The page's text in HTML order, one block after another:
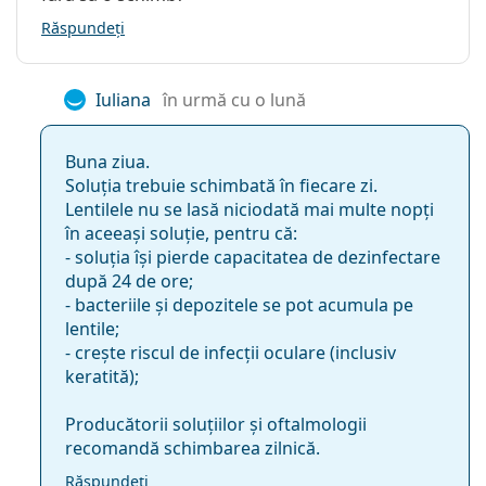
împachetate:
Altele
Categorie:
Soluții
Solutii cu multiple utilizări pentru
lentile de contact
Răspundeți
Iuliana în urmă cu o lună
Buna ziua.
Soluția trebuie schimbată în fiecare zi.
Lentilele nu se lasă niciodată mai multe nopți
în aceeași soluție, pentru că:
- soluția își pierde capacitatea de dezinfectare
după 24 de ore;
- bacteriile și depozitele se pot acumula pe
lentile;
- crește riscul de infecții oculare (inclusiv
keratită);
Producătorii soluțiilor și oftalmologii
recomandă schimbarea zilnică.
Răspundeți